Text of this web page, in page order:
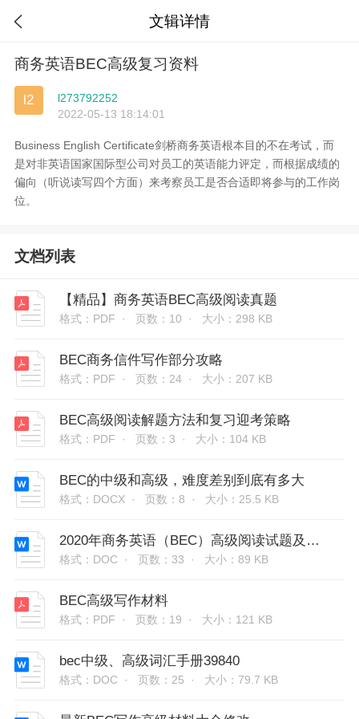
 文辑详情
商务英语BEC高级复习资料
l2
l273792252
2022-05-13 18:14:01
Business English Certificate剑桥商务英语根本目的不在考试，而
是对非英语国家国际型公司对员工的英语能力评定，而根据成绩的
偏向（听说读写四个方面）来考察员工是否合适即将参与的工作岗
位。
文档列表
【精品】商务英语BEC高级阅读真题
格式：PDF · 页数：10 · 大小：298 KB
BEC商务信件写作部分攻略
格式：PDF · 页数：24 · 大小：207 KB
BEC高级阅读解题方法和复习迎考策略
格式：PDF · 页数：3 · 大小：104 KB
BEC的中级和高级，难度差别到底有多大
格式：DOCX · 页数：8 · 大小：25.5 KB
2020年商务英语（BEC）高级阅读试题及答案（卷一）
格式：DOC · 页数：33 · 大小：89 KB
BEC高级写作材料
格式：PDF · 页数：19 · 大小：121 KB
bec中级、高级词汇手册39840
格式：DOC · 页数：25 · 大小：79.7 KB